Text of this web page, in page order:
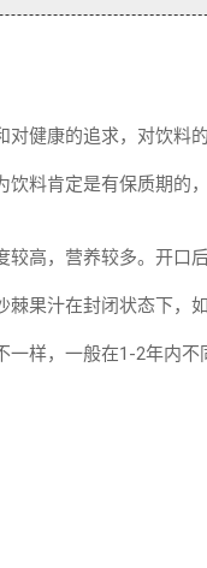
健康的追求，对饮
料肯定是有保质期的
高，营养较多。开口
果汁在封闭状态下
样，一般在1-2年内不